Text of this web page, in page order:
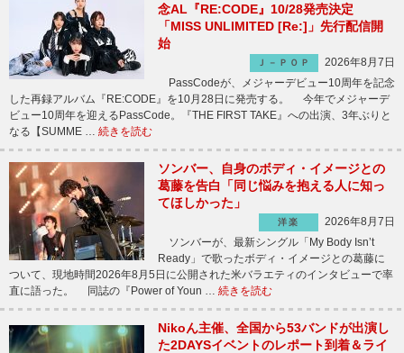
念AL『RE:CODE』10/28発売決定
「MISS UNLIMITED [Re:]」先行配信開
始
Ｊ－ＰＯＰ
2026年8月7日
PassCodeが、メジャーデビュー10周年を記念
した再録アルバム『RE:CODE』を10月28日に発売する。 今年でメジャーデ
ビュー10周年を迎えるPassCode。『THE FIRST TAKE』への出演、3年ぶりと
なる【SUMME … 続きを読む
ソンバー、自身のボディ・イメージとの
葛藤を告白「同じ悩みを抱える人に知っ
てほしかった」
洋楽
2026年8月7日
ソンバーが、最新シングル「My Body Isn’t
Ready」で歌ったボディ・イメージとの葛藤に
ついて、現地時間2026年8月5日に公開された米バラエティのインタビューで率
直に語った。 同誌の『Power of Youn … 続きを読む
Nikoん主催、全国から53バンドが出演し
た2DAYSイベントのレポート到着＆ライ